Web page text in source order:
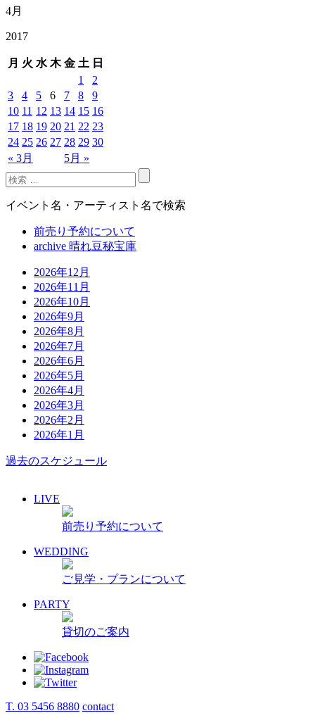
4月
2017
月 火 水 木 金 土 日
« 3月 5月 »
1
2
3
4 5 6 7 8
9
10 11 12 13 14 15 16
17 18 19 20 21 22 23
24 25 26 27 28 29 30
イベント名・アーティスト名で検索
前売り予約について
archive 晴れ豆秘宝庫
2026年12月
2026年11月
2026年10月
2026年9月
2026年8月
2026年7月
2026年6月
2026年5月
2026年4月
2026年3月
2026年2月
2026年1月
過去のスケジュール
LIVE
前売り予約について
WEDDING
ご見学・プランについて
PARTY
貸切のご案内
T. 03 5456 8880 contact